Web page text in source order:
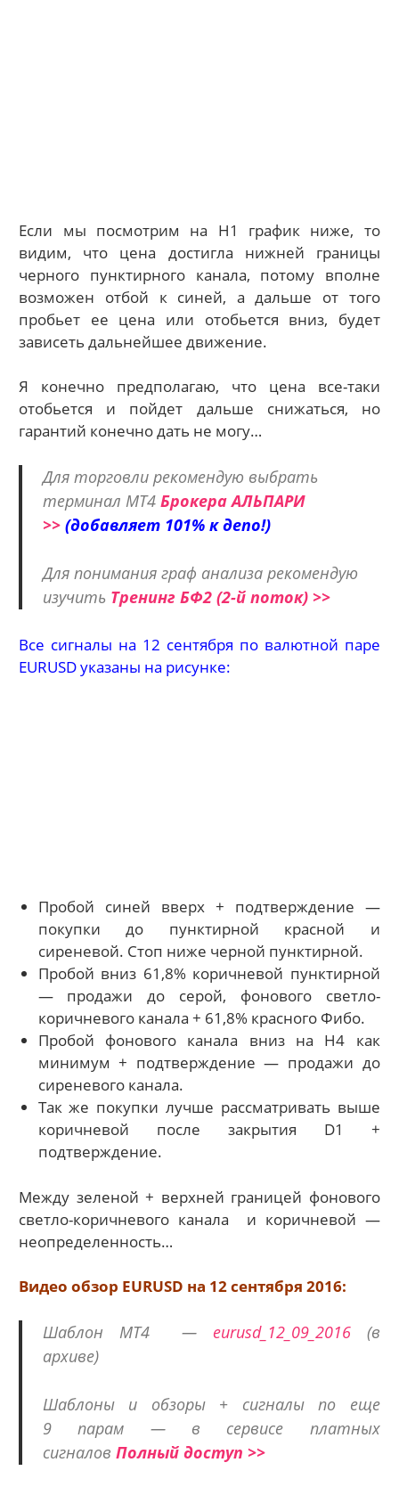
Если мы посмотрим на H1 график ниже, то
видим, что цена достигла нижней границы
черного пунктирного канала, потому вполне
возможен отбой к синей, а дальше от того
пробьет ее цена или отобьется вниз, будет
зависеть дальнейшее движение.
Я конечно предполагаю, что цена все-таки
отобьется и пойдет дальше снижаться, но
гарантий конечно дать не могу…
Для торговли рекомендую выбрать
терминал МТ4 Брокера АЛЬПАРИ
>>(добавляет 101% к депо!)
Для понимания граф анализа рекомендую
изучить Тренинг БФ2 (2-й поток) >>
Все сигналы на 12 сентября по валютной паре
EURUSD указаны на рисунке:
Пробой синей вверх + подтверждение —
покупки до пунктирной красной и
сиреневой. Стоп ниже черной пунктирной.
Пробой вниз 61,8% коричневой пунктирной
— продажи до серой, фонового светло-
коричневого канала + 61,8% красного Фибо.
Пробой фонового канала вниз на H4 как
минимум + подтверждение — продажи до
сиреневого канала.
Так же покупки лучше рассматривать выше
коричневой после закрытия D1 +
подтверждение.
Между зеленой + верхней границей фонового
светло-коричневого канала и коричневой —
неопределенность…
Видео обзор EURUSD на 12 сентября 2016:
Шаблон МТ4 — eurusd_12_09_2016(в
архиве)
Шаблоны и обзоры + сигналы по еще
9 парам — в сервисе платных
сигналов Полный доступ >>